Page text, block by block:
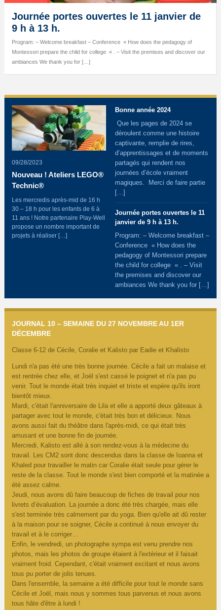
Journée portes ouvertes le 11 janvier de
9 h à 13 h.
Program: – Welcome breakfast – Conference « How does the pedagogy of
Montessori prepare the child for college « . – Visit the premises and discover our
ambiances We thank you for […]
09/28/2023
Nouveau ! Ateliers LEGO®
Technic®
Les mercredis après-mid de 16 h
30 – 18 h pour les enfants de 6 à
11 ans ! Notre partenaire Play-Well
propose un nombre important de
projets à réaliser […]
Bonne année 2024
Que les pages de 2024 se
déroulent comme une histoire
captivante, remplie de rires,
d’apprentissages et de moments
partagés qui rendent nos
journées d’école vraiment
magiques. Merci de faire partie
[…]
Journée portes ouvertes le 11
janvier de 9 h à 13 h.
Program: – Welcome breakfast –
Conference « How does the
pedagogy of Montessori prepare
the child for college « . – Visit
the premises and discover our
ambiances We thank you for […]
JOURNAL 10 – SEMAINE DU 27 NOVEMBRE AU 1ER
DÉCEMBRE
Classe 6-12 de Cécile, Coralie et Kalisto par Eadie et Khalisto
Lundi n'a pas été une très bonne journée. Cécile a fait un malaise et
est rentrée chez elle, et Joël s'est cassé le poignet et n'a pas pu
venir. Tout le monde était très inquiet et triste et espère qu'ils iront
bientôt mieux.
Mardi, c'était l'anniversaire de Lila et elle a apporté deux gâteaux à
partager avec tout le monde, c'était très bon et délicieux. Nous
avons aussi fait du théâtre dans l'après-midi, ce qui était très
amusant et une bonne fin de journée.
Mercredi, Kalisto est allé à son rendez-vous à la médecine du
travail. Les CM2 sont donc descendus dans la classe de Ioanna et
Khaled pour travailler le matin car Coralie était seule pour gérer le
reste de la classe. Tout le monde s'est bien comporté et la matinée a
été assez calme.
Jeudi, nous avons dû faire beaucoup de fiches de travail pour nos
livrets d’évaluation. La journée a donc été très chargée, mais elle
s'est terminée très calmement par du yoga. Bien qu'elle ait dû rester
à la maison pour se soigner, Cécile a continué à nous envoyer du
travail et à le corriger…
Enfin, le vendredi, un photographe sympa est venu prendre nos
photos, mais les photos de groupe étaient à l'extérieur et il faisait
vraiment froid. Cependant, c'était vraiment excitant et nous avons
tous pu porter de jolis tenues.
Dans l'ensemble, la semaine a été difficile pour tout le monde sans
Cécile et Joël, mais nous y sommes tous parvenus et nous avons
tous hâte d'être à lundi !